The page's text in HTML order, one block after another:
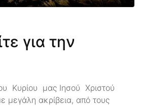
για την
Κυρίου μας Ιησού Χριστού
μεγάλη ακρίβεια, από τους